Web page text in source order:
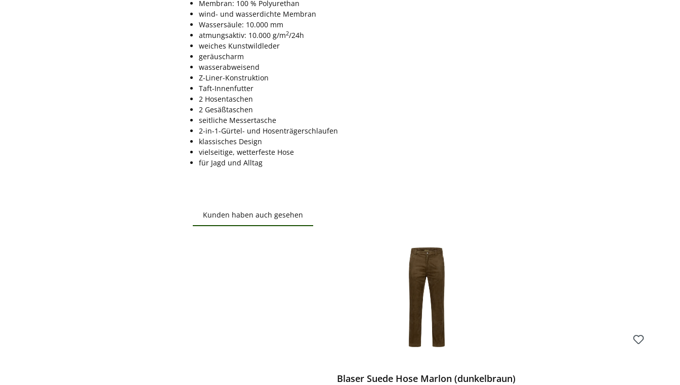
Membran: 100 % Polyurethan
wind- und wasserdichte Membran
Wassersäule: 10.000 mm
atmungsaktiv: 10.000 g/m2/24h
weiches Kunstwildleder
geräuscharm
wasserabweisend
Z-Liner-Konstruktion
Taft-Innenfutter
2 Hosentaschen
2 Gesäßtaschen
seitliche Messertasche
2-in-1-Gürtel- und Hosenträgerschlaufen
klassisches Design
vielseitige, wetterfeste Hose
für Jagd und Alltag
Kunden haben auch gesehen
Blaser Suede Hose Marlon (dunkelbraun)